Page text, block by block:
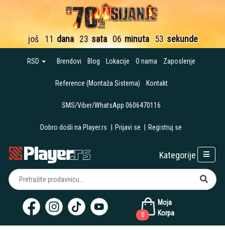
još 11 dana 23 sata 06 minuta 52 sekunde
RSD Brendovi Blog Lokacije O nama Zaposlenje
Reference (Montaža Sistema) Kontakt
SMS/Viber/WhatsApp 0606470116
Dobro došli na Player.rs Prijavi se Registruj se
Moja
Korpa
0
Kategorije